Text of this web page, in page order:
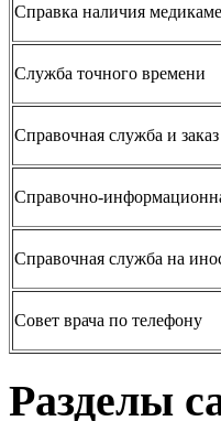
Справка наличия
Служба точного времени
Справочная служба и
Справочно-
Справочная служба на
Совет врача по телефону
Разделы